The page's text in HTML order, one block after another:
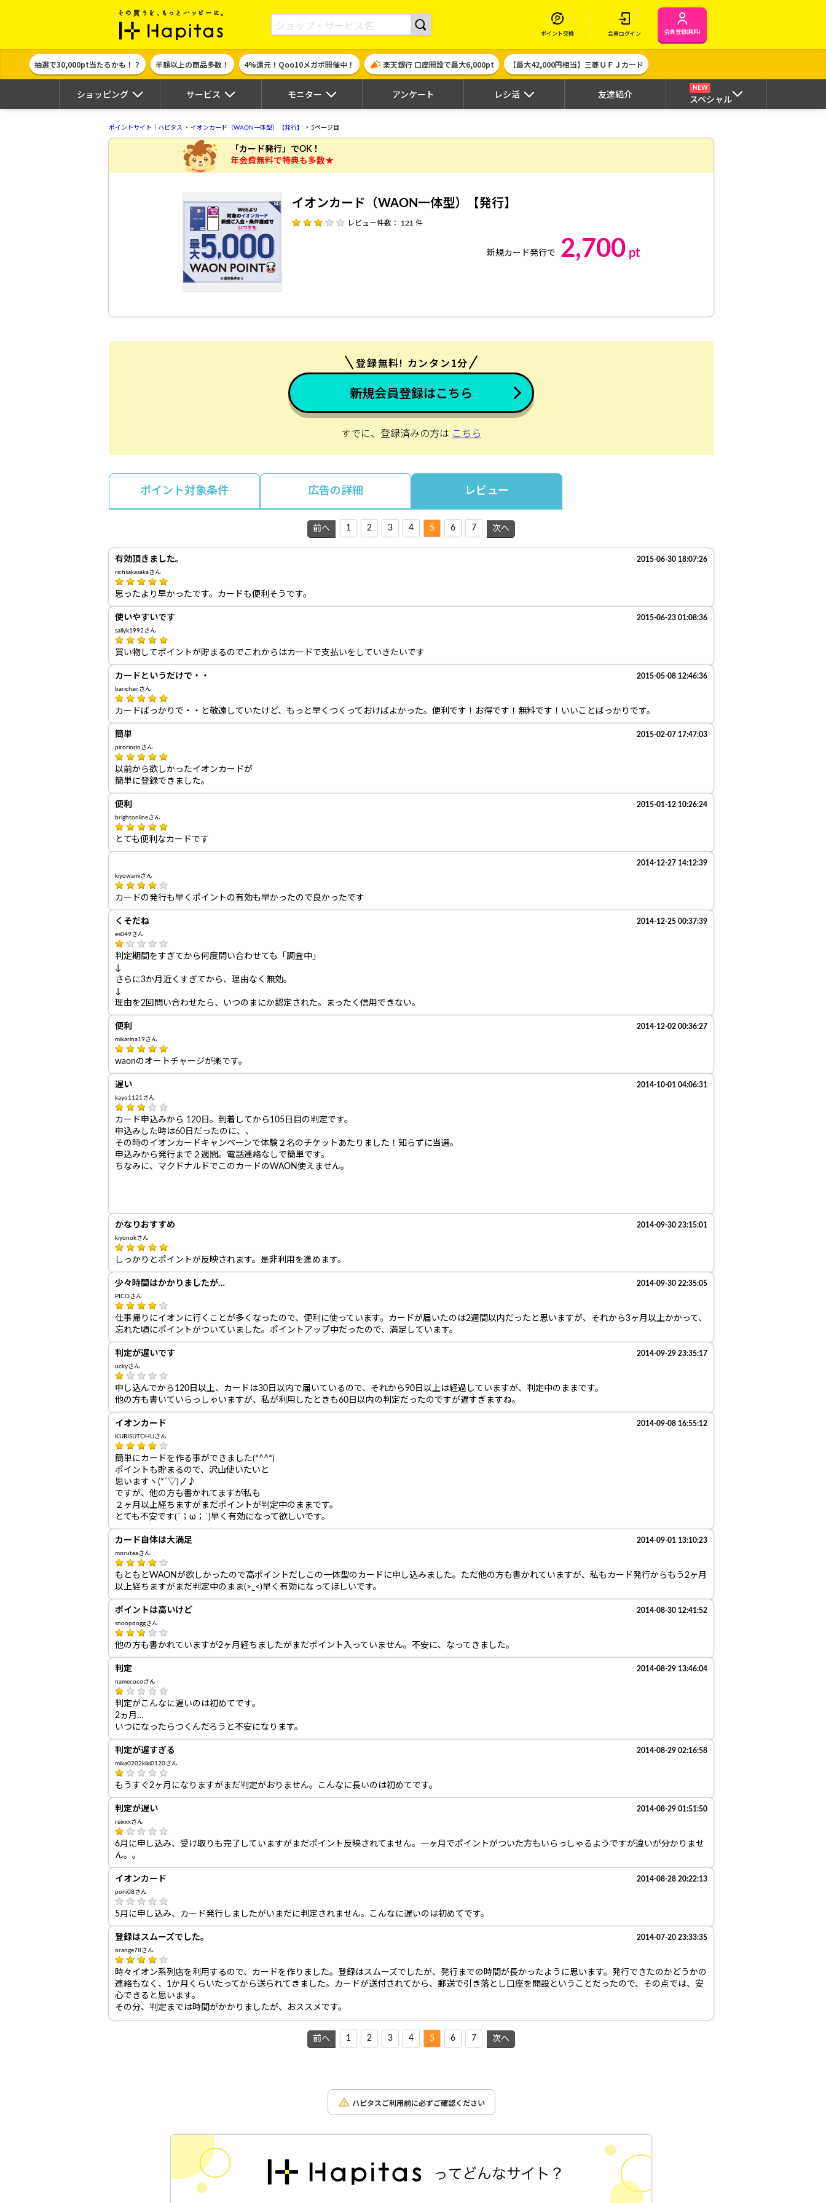
ポイント貯めて現金やギフト券に交換できるポイントサイト | ハピタス
ポイント交換 会員ログイン 会員登録(無料)
抽選で30,000pt当たるかも！？ 半額以上の商品多数！ 4%還元！Qoo10メガポ開催中！ 楽天銀行 口座開設で最大6,000pt 【最大42,000円相当】三菱ＵＦＪカード
ショッピング サービス モニター アンケート レシ活 友達紹介
NEW
スペシャル
ポイントサイト｜ハピタス イオンカード（WAON一体型）【発行】 5ページ目
「カード発行」でOK！
年会費無料で特典も多数★
イオンカード（WAON一体型）【発行】
レビュー件数： 121 件
新規カード発行で 2,700 pt
登録無料! カンタン1分
新規会員登録はこちら
すでに、登録済みの方は こちら
ポイント対象条件 広告の詳細 レビュー
前へ 1 2 3 4 5 6 7 次へ
有効頂きました。 2015-06-30 18:07:26
richsakasakaさん
思ったより早かったです。カードも便利そうです。
使いやすいです 2015-06-23 01:08:36
sallyk1992さん
買い物してポイントが貯まるのでこれからはカードで支払いをしていきたいです
カードというだけで・・ 2015-05-08 12:46:36
barichanさん
カードばっかりで・・と敬遠していたけど、もっと早くつくっておけばよかった。便利です！お得です！無料です！いいことばっかりです。
簡単 2015-02-07 17:47:03
pirorinrinさん
以前から欲しかったイオンカードが
簡単に登録できました。
便利 2015-01-12 10:26:24
brightonlineさん
とても便利なカードです
2014-12-27 14:12:39
kiyowamiさん
カードの発行も早くポイントの有効も早かったので良かったです
くそだね 2014-12-25 00:37:39
es049さん
判定期間をすぎてから何度問い合わせても「調査中」
↓
さらに3か月近くすぎてから、理由なく無効。
↓
理由を2回問い合わせたら、いつのまにか認定された。まったく信用できない。
便利 2014-12-02 00:36:27
mikarina19さん
waonのオートチャージが楽です。
遅い 2014-10-01 04:06:31
kayo1121さん
カード申込みから 120日。到着してから105日目の判定です。
申込みした時は60日だったのに、、
その時のイオンカードキャンペーンで体験２名のチケットあたりました！知らずに当選。
申込みから発行まで２週間。電話連絡なしで簡単です。
ちなみに、マクドナルドでこのカードのWAON使えません。
かなりおすすめ 2014-09-30 23:15:01
kiyonokさん
しっかりとポイントが反映されます。是非利用を進めます。
少々時間はかかりましたが… 2014-09-30 22:35:05
PICOさん
仕事帰りにイオンに行くことが多くなったので、便利に使っています。カードが届いたのは2週間以内だったと思いますが、それから3ヶ月以上かかって、
忘れた頃にポイントがついていました。ポイントアップ中だったので、満足しています。
判定が遅いです 2014-09-29 23:35:17
uckyさん
申し込んでから120日以上、カードは30日以内で届いているので、それから90日以上は経過していますが、判定中のままです。
他の方も書いていらっしゃいますが、私が利用したときも60日以内の判定だったのですが遅すぎますね。
イオンカード 2014-09-08 16:55:12
KURISUTOHUさん
簡単にカードを作る事ができました(*^^*)
ポイントも貯まるので、沢山使いたいと
思いますヽ(*´▽)ノ♪
ですが、他の方も書かれてますが私も
２ヶ月以上経ちますがまだポイントが判定中のままです。
とても不安です(´；ω；`)早く有効になって欲しいです。
カード自体は大満足 2014-09-01 13:10:23
moruteaさん
もともとWAONが欲しかったので高ポイントだしこの一体型のカードに申し込みました。ただ他の方も書かれていますが、私もカード発行からもう2ヶ月
以上経ちますがまだ判定中のまま(>_<)早く有効になってほしいです。
ポイントは高いけど 2014-08-30 12:41:52
snoopdoggさん
他の方も書かれていますが2ヶ月経ちましたがまだポイント入っていません。不安に、なってきました。
判定 2014-08-29 13:46:04
namecocoさん
判定がこんなに遅いのは初めてです。
2ヵ月…
いつになったらつくんだろうと不安になります。
判定が遅すぎる 2014-08-29 02:16:58
mika0202kiki0120さん
もうすぐ2ヶ月になりますがまだ判定がおりません。こんなに長いのは初めてです。
判定が遅い 2014-08-29 01:51:50
reixxxさん
6月に申し込み、受け取りも完了していますがまだポイント反映されてません。一ヶ月でポイントがついた方もいらっしゃるようですが違いが分かりませ
ん。。
イオンカード 2014-08-28 20:22:13
poni08さん
5月に申し込み、カード発行しましたがいまだに判定されません。こんなに遅いのは初めてです。
登録はスムーズでした。 2014-07-20 23:33:35
orange78さん
時々イオン系列店を利用するので、カードを作りました。登録はスムーズでしたが、発行までの時間が長かったように思います。発行できたのかどうかの
連絡もなく、1か月くらいたってから送られてきました。カードが送付されてから、郵送で引き落とし口座を開設ということだったので、その点では、安
心できると思います。
その分、判定までは時間がかかりましたが、おススメです。
前へ 1 2 3 4 5 6 7 次へ
ハピタスご利用前に必ずご確認ください